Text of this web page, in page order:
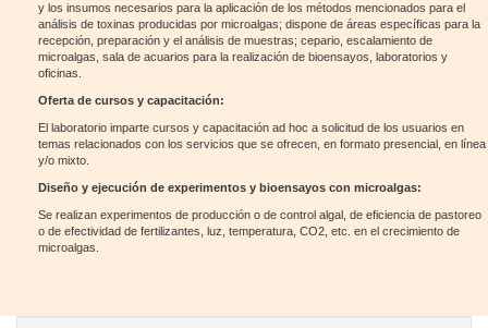
y los insumos necesarios para la aplicación de los métodos mencionados para el
análisis de toxinas producidas por microalgas; dispone de áreas específicas para la
recepción, preparación y el análisis de muestras; cepario, escalamiento de
microalgas, sala de acuarios para la realización de bioensayos, laboratorios y
oficinas.
Oferta de cursos y capacitación:
El laboratorio imparte cursos y capacitación ad hoc a solicitud de los usuarios en
temas relacionados con los servicios que se ofrecen, en formato presencial, en línea
y/o mixto.
Diseño y ejecución de experimentos y bioensayos con microalgas:
Se realizan experimentos de producción o de control algal, de eficiencia de pastoreo
o de efectividad de fertilizantes, luz, temperatura, CO2, etc. en el crecimiento de
microalgas.